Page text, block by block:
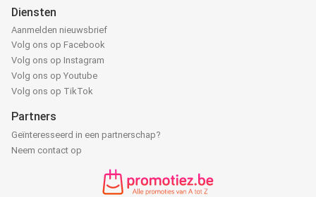
Diensten
Aanmelden nieuwsbrief
Volg ons op Facebook
Volg ons op Instagram
Volg ons op Youtube
Volg ons op TikTok
Partners
Geïnteresseerd in een partnerschap?
Neem contact op